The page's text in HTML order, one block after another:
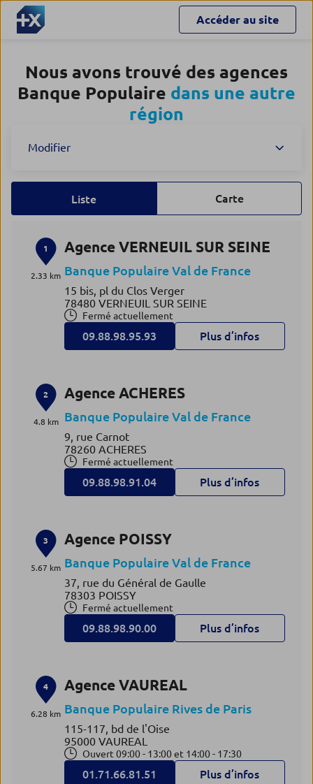
Accéder au site
Nous avons trouvé des agences
Banque Populaire dans une autre
région
Modifier
Liste Carte
1
2.33 km
Agence VERNEUIL SUR SEINE
Banque Populaire Val de France
15 bis, pl du Clos Verger
78480 VERNEUIL SUR SEINE
Fermé actuellement
09.88.98.95.93 Plus d’infos
2
4.8 km
Agence ACHERES
Banque Populaire Val de France
9, rue Carnot
78260 ACHERES
Fermé actuellement
09.88.98.91.04 Plus d’infos
3
5.67 km
Agence POISSY
Banque Populaire Val de France
37, rue du Général de Gaulle
78303 POISSY
Fermé actuellement
09.88.98.90.00 Plus d’infos
4
6.28 km
Agence VAUREAL
Banque Populaire Rives de Paris
115-117, bd de l'Oise
95000 VAUREAL
Ouvert 09:00 - 13:00 et 14:00 - 17:30
01.71.66.81.51 Plus d’infos